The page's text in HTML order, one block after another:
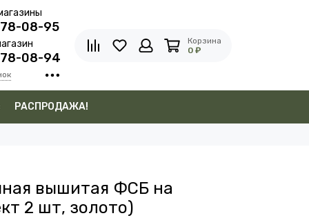
08-95
08-94
Корзина
0 ₽
РАСПРОДАЖА!
вышитая ФСБ на
2 шт, золото)